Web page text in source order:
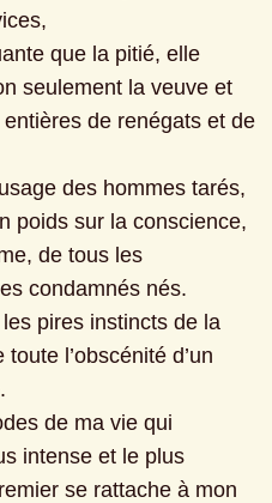
que la pitié, elle
seulement la veuve et
de renégats et de
des hommes tarés,
poids sur la conscience,
de tous les
condamnés nés.
pires instincts de la
l’obscénité d’un
de ma vie qui
intense et le plus
se rattache à mon